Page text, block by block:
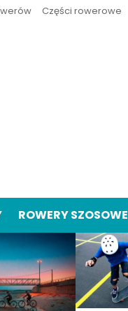
Części rowerowe
ROWERY SZOSOWE